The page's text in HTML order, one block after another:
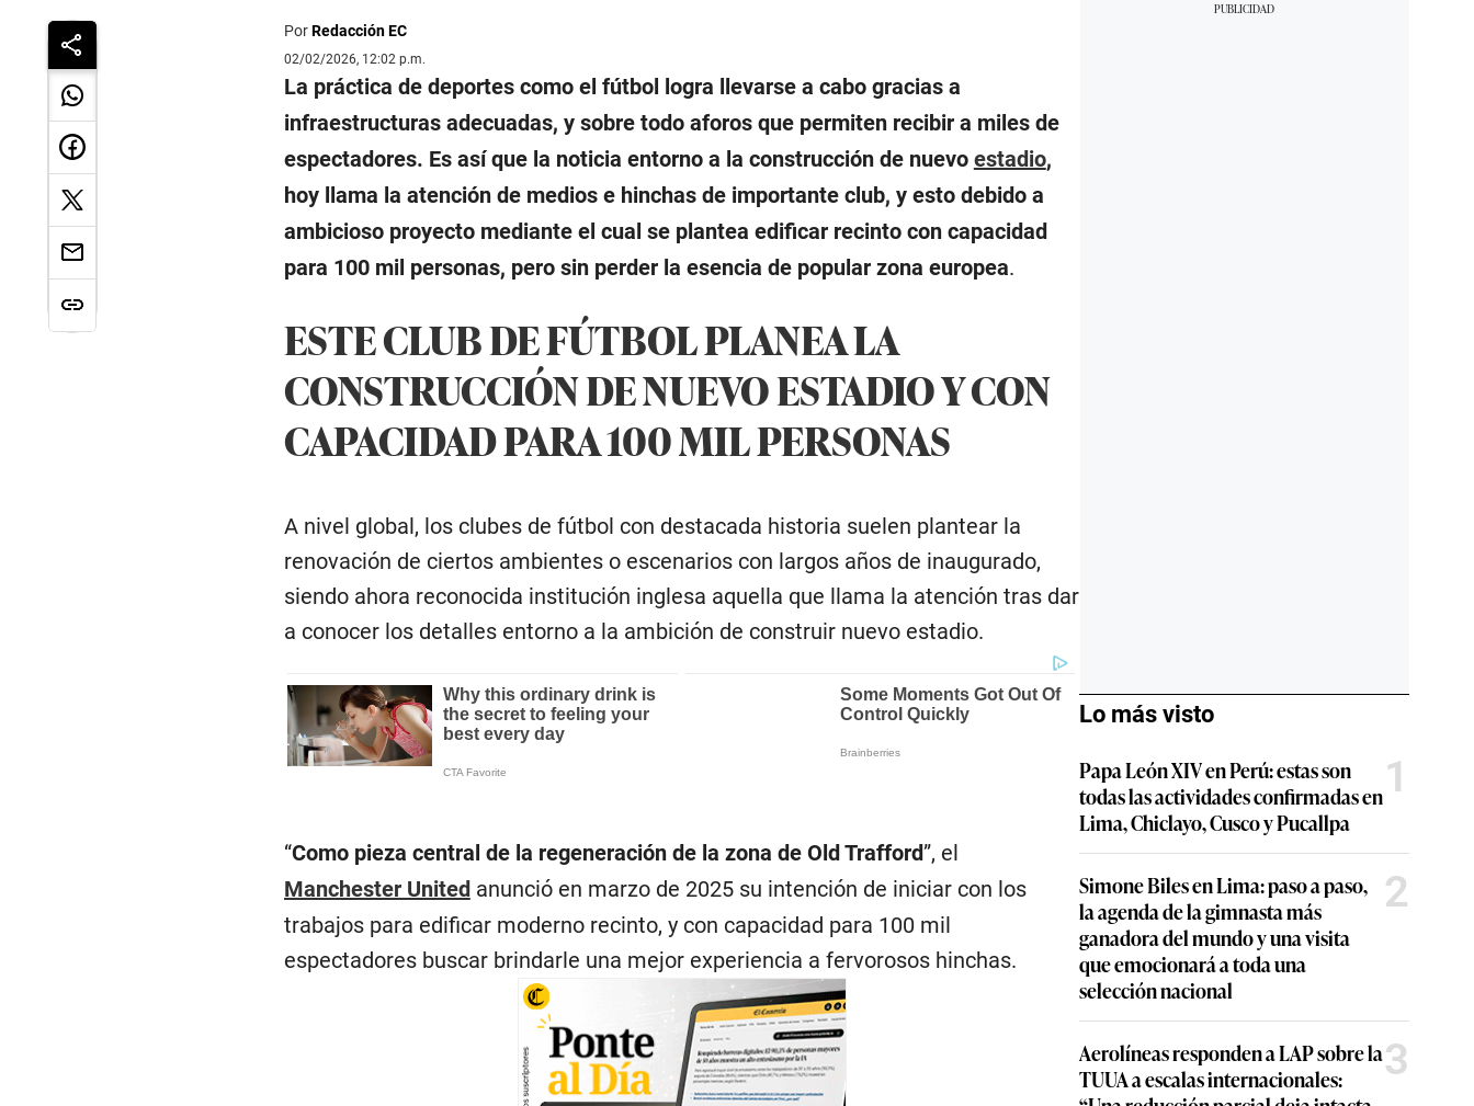
PorRedacción EC
02/02/2026, 12:02 p.m.
La práctica de deportes como el fútbol logra llevarse a cabo gracias a
infraestructuras adecuadas, y sobre todo aforos que permiten recibir a miles de
espectadores. Es así que la noticia entorno a la construcción de nuevo estadio,
hoy llama la atención de medios e hinchas de importante club, y esto debido a
ambicioso proyecto mediante el cual se plantea edificar recinto con capacidad
para 100 mil personas, pero sin perder la esencia de popular zona europea.
ESTE CLUB DE FÚTBOL PLANEA LA
CONSTRUCCIÓN DE NUEVO ESTADIO Y CON
CAPACIDAD PARA 100 MIL PERSONAS
A nivel global, los clubes de fútbol con destacada historia suelen plantear la
renovación de ciertos ambientes o escenarios con largos años de inaugurado,
siendo ahora reconocida institución inglesa aquella que llama la atención tras dar
a conocer los detalles entorno a la ambición de construir nuevo estadio.
“Como pieza central de la regeneración de la zona de Old Trafford”, el
Manchester Unitedanunció en marzo de 2025 su intención de iniciar con los
trabajos para edificar moderno recinto, y con capacidad para 100 mil
espectadores buscar brindarle una mejor experiencia a fervorosos hinchas.
Lo más visto
Papa León XIV en Perú: estas son
todas las actividades confirmadas en
Lima, Chiclayo, Cusco y Pucallpa
1
Simone Biles en Lima: paso a paso,
la agenda de la gimnasta más
ganadora del mundo y una visita
que emocionará a toda una
selección nacional
2
Aerolíneas responden a LAP sobre la
TUUA a escalas internacionales:
3